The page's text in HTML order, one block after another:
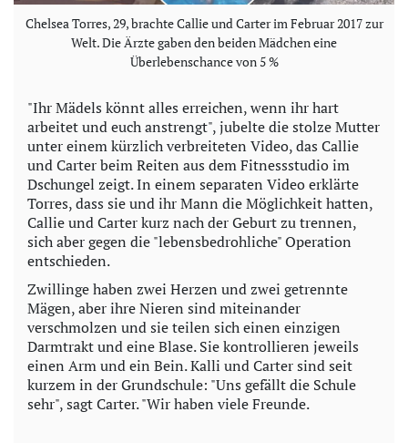
Chelsea Torres, 29, brachte Callie und Carter im Februar 2017 zur
Welt. Die Ärzte gaben den beiden Mädchen eine
Überlebenschance von 5 %
"Ihr Mädels könnt alles erreichen, wenn ihr hart
arbeitet und euch anstrengt", jubelte die stolze Mutter
unter einem kürzlich verbreiteten Video, das Callie
und Carter beim Reiten aus dem Fitnessstudio im
Dschungel zeigt. In einem separaten Video erklärte
Torres, dass sie und ihr Mann die Möglichkeit hatten,
Callie und Carter kurz nach der Geburt zu trennen,
sich aber gegen die "lebensbedrohliche" Operation
entschieden.
Zwillinge haben zwei Herzen und zwei getrennte
Mägen, aber ihre Nieren sind miteinander
verschmolzen und sie teilen sich einen einzigen
Darmtrakt und eine Blase. Sie kontrollieren jeweils
einen Arm und ein Bein. Kalli und Carter sind seit
kurzem in der Grundschule: "Uns gefällt die Schule
sehr", sagt Carter. "Wir haben viele Freunde.